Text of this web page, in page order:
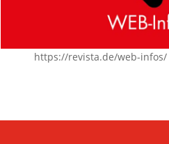
https://revista.de/web-infos/